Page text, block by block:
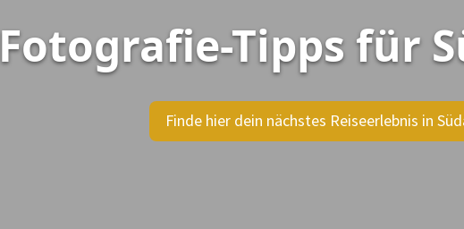
Fotografie-Tipps für
Finde hier dein nächstes Reiseerlebnis in